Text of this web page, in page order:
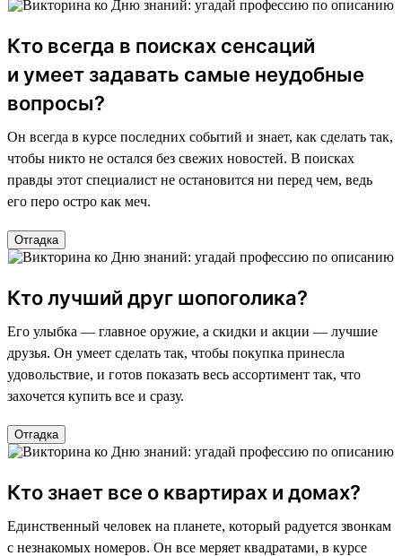
Кто всегда в поисках сенсаций
и умеет задавать самые неудобные
вопросы?
Он всегда в курсе последних событий и знает, как сделать так,
чтобы никто не остался без свежих новостей. В поисках
правды этот специалист не остановится ни перед чем, ведь
его перо остро как меч.
Отгадка
Кто лучший друг шопоголика?
Его улыбка — главное оружие, а скидки и акции — лучшие
друзья. Он умеет сделать так, чтобы покупка принесла
удовольствие, и готов показать весь ассортимент так, что
захочется купить все и сразу.
Отгадка
Кто знает все о квартирах и домах?
Единственный человек на планете, который радуется звонкам
с незнакомых номеров. Он все меряет квадратами, в курсе